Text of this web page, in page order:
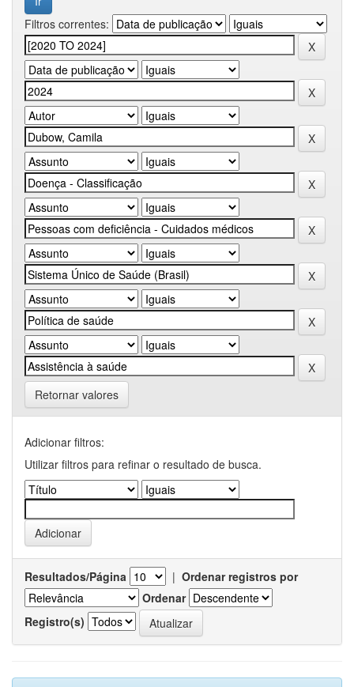
Filtros correntes:
Retornar valores
Adicionar filtros:
Utilizar filtros para refinar o resultado de busca.
Resultados/Página | Ordenar registros por
Ordenar
Registro(s)